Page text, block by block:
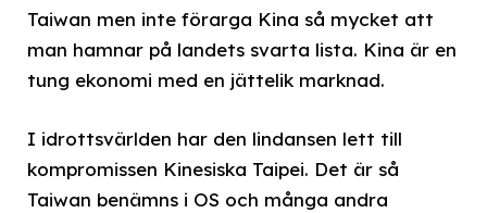
Taiwan men inte förarga Kina så mycket att
man hamnar på landets svarta lista. Kina är en
tung ekonomi med en jättelik marknad.
I idrottsvärlden har den lindansen lett till
kompromissen Kinesiska Taipei. Det är så
Taiwan benämns i OS och många andra